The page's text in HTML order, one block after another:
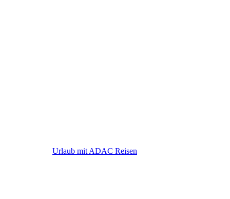
Urlaub mit ADAC Reisen